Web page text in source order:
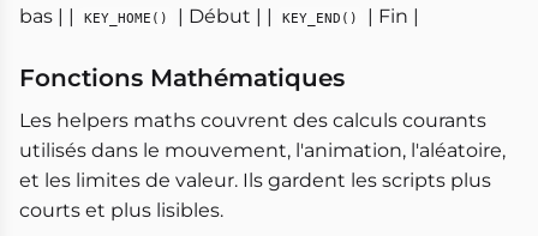
bas | |
KEY_HOME() | Début | | KEY_END() | Fin |
Fonctions Mathématiques
Les helpers maths couvrent des calculs courants
utilisés dans le mouvement, l'animation, l'aléatoire,
et les limites de valeur. Ils gardent les scripts plus
courts et plus lisibles.